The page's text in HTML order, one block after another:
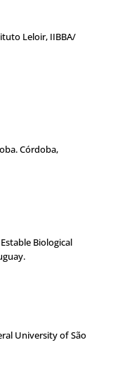
Leloir, IIBBA/
Córdoba,
Biological
University of São